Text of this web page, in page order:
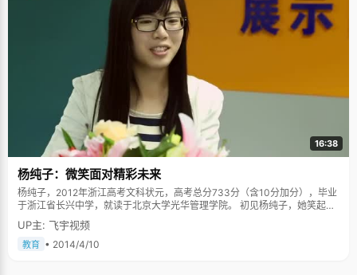
16:38
杨纯子：微笑面对精彩未来
杨纯子，2012年浙江高考文科状元，高考总分733分（含10分加分），毕业
于浙江省长兴中学，就读于北京大学光华管理学院。 初见杨纯子，她笑起来
温柔可爱的样子就给我们留下了深刻的印象，开朗大方的她嘻嘻哈哈地和我
们分享了很多她成长中的故事。 排球女将初长成 杨纯子这个名字虽然听起来
柔柔弱弱的，但是她却是一个格外积极向上并且充满正能量的姑娘。在高三
UP主: 飞宇视频
教育 • 2014/4/10